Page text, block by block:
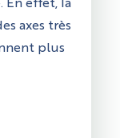
En effet, la
axes très
plus